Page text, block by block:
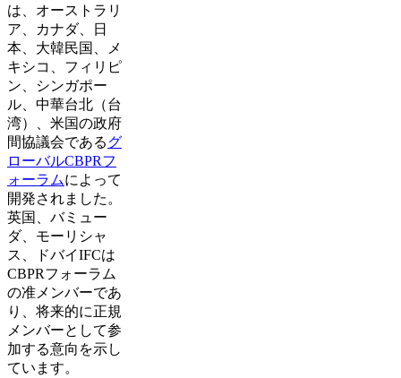
は、オーストラリ
ア、カナダ、日
本、大韓民国、メ
キシコ、フィリピ
ン、シンガポー
ル、中華台北（台
湾）、米国の政府
間協議会であるグ
ローバルCBPRフ
ォーラムによって
開発されました。
英国、バミュー
ダ、モーリシャ
ス、ドバイIFCは
CBPRフォーラム
の准メンバーであ
り、将来的に正規
メンバーとして参
加する意向を示し
ています。